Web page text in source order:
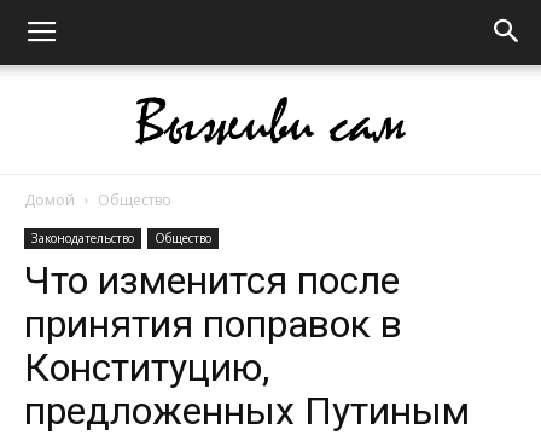
сам
Домой Общество
Законодательство Общество
Что изменится после
принятия поправок в
Конституцию,
предложенных Путиным